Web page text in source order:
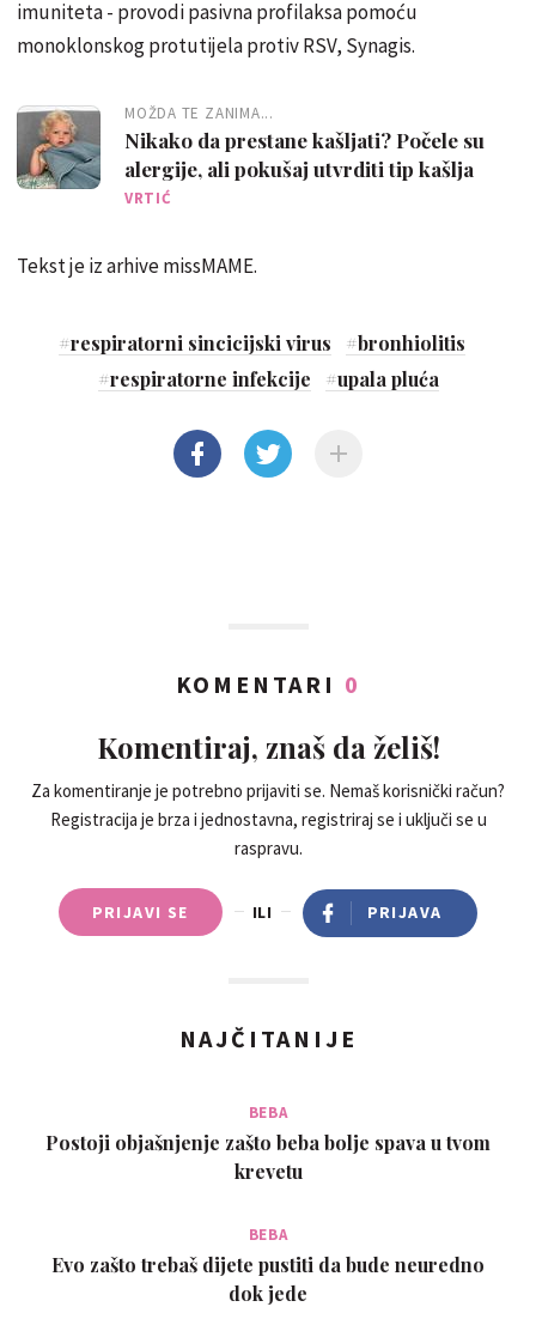
imuniteta - provodi pasivna profilaksa pomoću
monoklonskog protutijela protiv RSV, Synagis.
MOŽDA TE ZANIMA...
Nikako da prestane kašljati? Počele su
alergije, ali pokušaj utvrditi tip kašlja
VRTIĆ
Tekst je iz arhive missMAME.
#respiratorni sincicijski virus #bronhiolitis
#respiratorne infekcije #upala pluća
KOMENTARI 0
Komentiraj, znaš da želiš!
Za komentiranje je potrebno prijaviti se. Nemaš korisnički račun?
Registracija je brza i jednostavna, registriraj se i uključi se u
raspravu.
PRIJAVI SE ILI PRIJAVA
NAJČITANIJE
BEBA
Postoji objašnjenje zašto beba bolje spava u tvom
krevetu
BEBA
Evo zašto trebaš dijete pustiti da bude neuredno
dok jede